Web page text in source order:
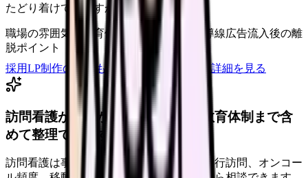
たどり着けていますか？
職場の雰囲気・教育体制 スマホでの応募導線広告流入後の離
脱ポイント
採用LP制作の見積もりを依頼
サービス詳細を見る
訪問看護が合うか、オンコール・教育体制まで含
めて整理できます。
訪問看護は事業所差が大きい領域です。同行訪問、オンコー